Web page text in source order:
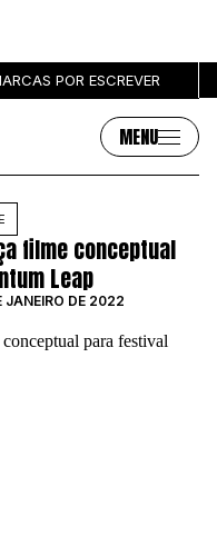
POR ESCREVER
MENU
NÓS
filme conceptual
Leap
JANEIRO DE 2022